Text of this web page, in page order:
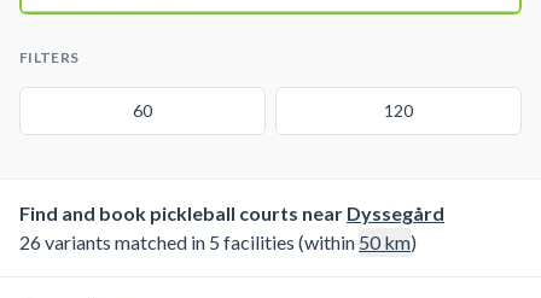
FILTERS
60 120
Find and book pickleball courts near Dyssegård
26 variants matched in 5 facilities (within 50km)